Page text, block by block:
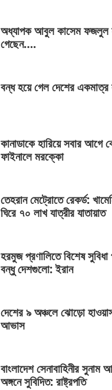
অধ্যাপক আবুল কাসেম ফজলুল
গেছেন….
বন্ধ হয়ে গেল দেশের একমাত্র
কানাডাকে হারিয়ে সবার আগে
ফাইনালে মরক্কো
তেহরান মেট্রোতে রেকর্ড:
ঘিরে ৭০ লাখ যাত্রীর যাতায়াত
হরমুজ প্রণালিতে বিশেষ সুবিধা
বন্ধু দেশগুলো: ইরান
দেশের ৯ অঞ্চলে ঝোড়ো
আভাস
বাংলাদেশ সেনাবাহিনীর সুনাম
অঙ্গনে সুবিদিত: রাষ্ট্রপতি